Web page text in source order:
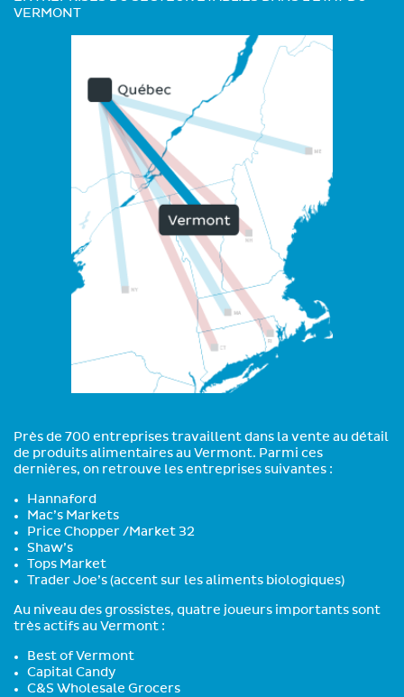
VERMONT
Près de 700 entreprises travaillent dans la vente au détail
de produits alimentaires au Vermont. Parmi ces
dernières, on retrouve les entreprises suivantes :
Hannaford
Mac’s Markets
Price Chopper /Market 32
Shaw’s
Tops Market
Trader Joe’s (accent sur les aliments biologiques)
Au niveau des grossistes, quatre joueurs importants sont
très actifs au Vermont :
Best of Vermont
Capital Candy
C&S Wholesale Grocers